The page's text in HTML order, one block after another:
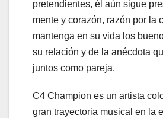
pretendientes, él aún sigue
mente y corazón, razón por la
mantenga en su vida los
su relación y de la anécdota
juntos como pareja.
C4 Champion es un artista
gran trayectoria musical en la